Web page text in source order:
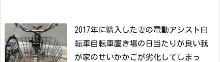
2017年に購入した妻の電動アシスト自
転車自転車置き場の日当たりが良い我
が家のせいかかごが劣化してしまっ